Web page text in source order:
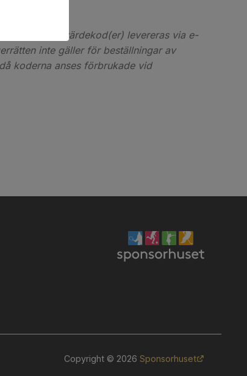
Digital(a) värdekod(er) levereras via e-
inte gäller för beställningar av
koderna anses förbrukade vid
Copyright © 2026 Sponsorhuset